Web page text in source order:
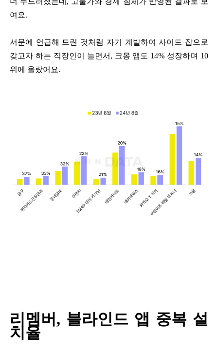
여요.
서문에 언급해 드린 것처럼 자기 계발하여 사이드 잡으로
갖고자 하는 직장인이 늘면서 , 크몽 앱도 14% 성장하며 10
위에 올랐어요.
리멤버, 블라인드 앱 중복 설
치율